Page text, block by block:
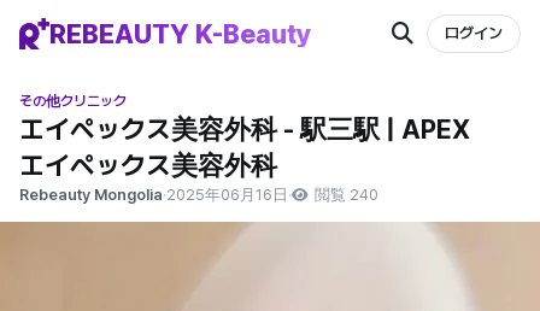
REBEAUTY K-Beauty ログイン
その他クリニック
エイペックス美容外科 - 駅三駅 | APEX
エイペックス美容外科
Rebeauty Mongolia·2025年06月16日 · 閲覧 240